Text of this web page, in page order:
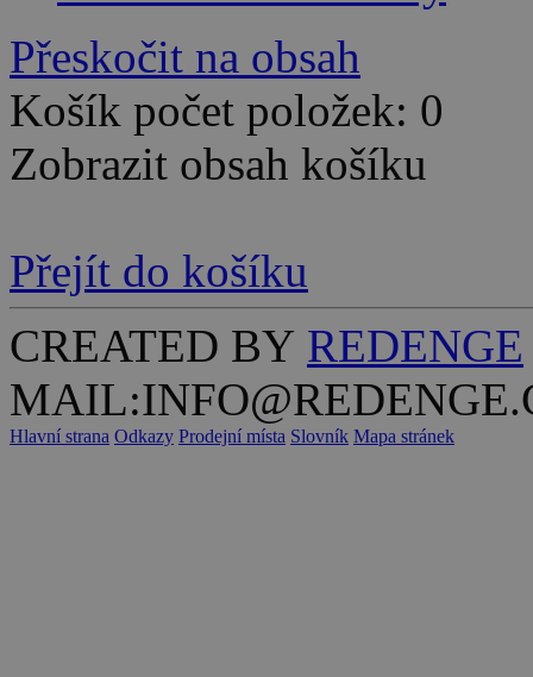
Přeskočit na obsah
Košík počet položek: 0
Zobrazit obsah košíku
Přejít do košíku
CREATED BY REDENGE
Hlavní strana Odkazy Prodejní místa Slovník Mapa stránek